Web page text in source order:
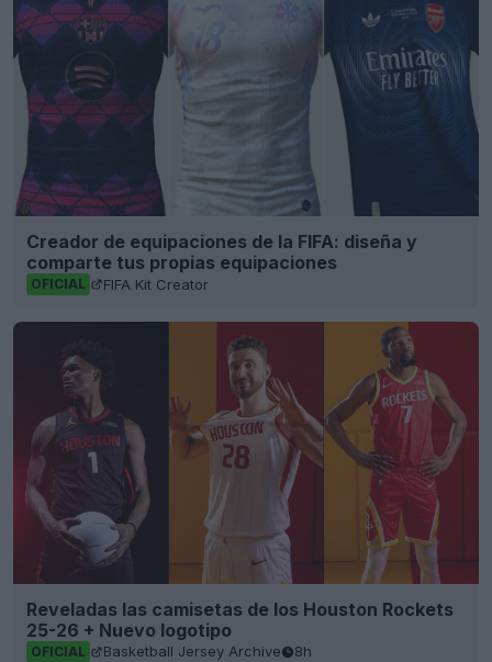
Creador de equipaciones de la FIFA: diseña y
comparte tus propias equipaciones
OFICIAL FIFA Kit Creator
Reveladas las camisetas de los Houston Rockets
25-26 + Nuevo logotipo
OFICIAL Basketball Jersey Archive 8h